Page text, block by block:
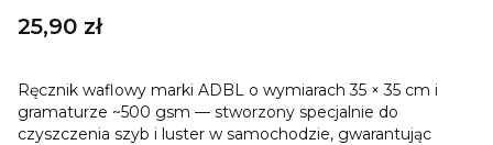
Cena
25,90 zł
Ręcznik waflowy marki ADBL o wymiarach 35 × 35 cm i
gramaturze ~500 gsm — stworzony specjalnie do
czyszczenia szyb i luster w samochodzie, gwarantując